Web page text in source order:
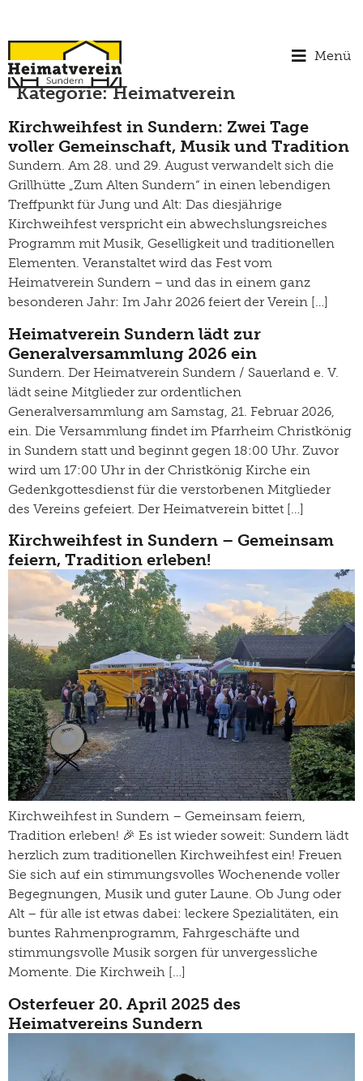
Menü
Kategorie:Heimatverein
Kirchweihfest in Sundern: Zwei Tage
voller Gemeinschaft, Musik und Tradition
Sundern. Am 28. und 29. August verwandelt sich die
Grillhütte „Zum Alten Sundern“ in einen lebendigen
Treffpunkt für Jung und Alt: Das diesjährige
Kirchweihfest verspricht ein abwechslungsreiches
Programm mit Musik, Geselligkeit und traditionellen
Elementen. Veranstaltet wird das Fest vom
Heimatverein Sundern – und das in einem ganz
besonderen Jahr: Im Jahr 2026 feiert der Verein […]
Heimatverein Sundern lädt zur
Generalversammlung 2026 ein
Sundern. Der Heimatverein Sundern / Sauerland e. V.
lädt seine Mitglieder zur ordentlichen
Generalversammlung am Samstag, 21. Februar 2026,
ein. Die Versammlung findet im Pfarrheim Christkönig
in Sundern statt und beginnt gegen 18:00 Uhr. Zuvor
wird um 17:00 Uhr in der Christkönig Kirche ein
Gedenkgottesdienst für die verstorbenen Mitglieder
des Vereins gefeiert. Der Heimatverein bittet […]
Kirchweihfest in Sundern – Gemeinsam
feiern, Tradition erleben!
Kirchweihfest in Sundern – Gemeinsam feiern,
Tradition erleben! 🎉 Es ist wieder soweit: Sundern lädt
herzlich zum traditionellen Kirchweihfest ein! Freuen
Sie sich auf ein stimmungsvolles Wochenende voller
Begegnungen, Musik und guter Laune. Ob Jung oder
Alt – für alle ist etwas dabei: leckere Spezialitäten, ein
buntes Rahmenprogramm, Fahrgeschäfte und
stimmungsvolle Musik sorgen für unvergessliche
Momente. Die Kirchweih […]
Osterfeuer 20. April 2025 des
Heimatvereins Sundern